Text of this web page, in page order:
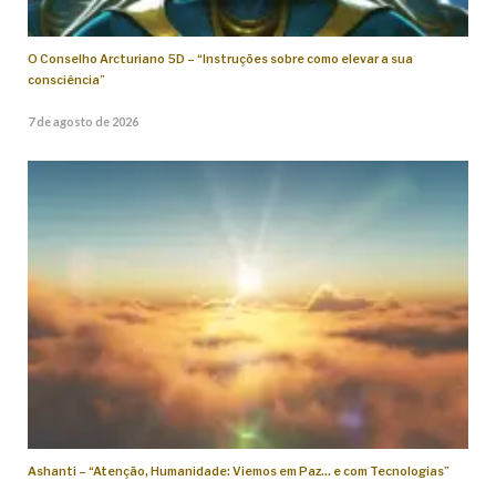
O Conselho Arcturiano 5D – “Instruções sobre como elevar a sua
consciência”
7 de agosto de 2026
Ashanti – “Atenção, Humanidade: Viemos em Paz… e com Tecnologias”